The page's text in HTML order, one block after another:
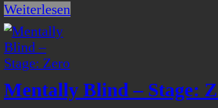
Weiterlesen
Mentally Blind – Stage: